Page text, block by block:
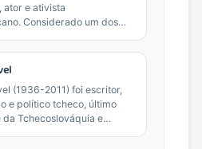
ator e ativista
Considerado um dos
(1936-2011) foi escritor,
e político tcheco, último
Tchecoslováquia e